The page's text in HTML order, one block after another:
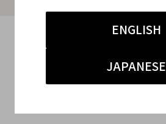
ENGLISH
JAPANESE
#高価買取